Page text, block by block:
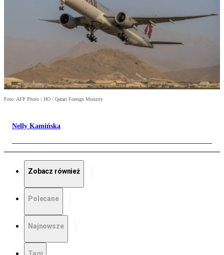
Foto: AFP Photo / HO / Qatari Foreign Ministry
Nelly Kamińska
Zobacz również
Polecane
Najnowsze